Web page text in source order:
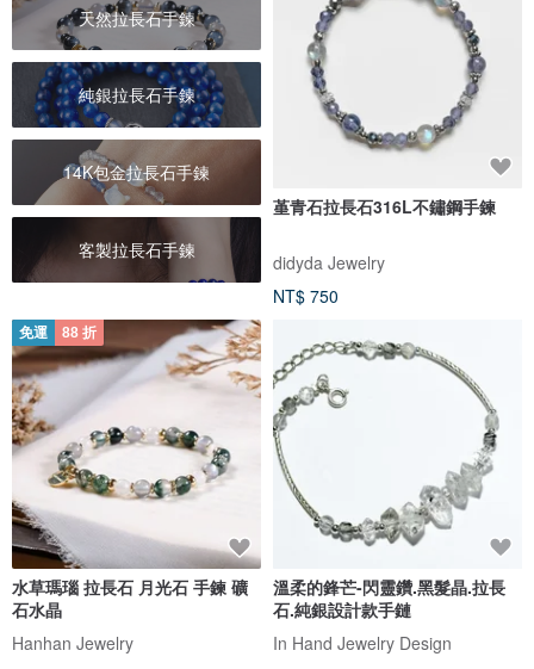
天然拉長石手鍊
純銀拉長石手鍊
14K包金拉長石手鍊
客製拉長石手鍊
堇青石拉長石316L不鏽鋼手鍊
didyda Jewelry
NT$ 750
免運 88 折
水草瑪瑙 拉長石 月光石 手鍊 礦
石水晶
Hanhan Jewelry
溫柔的鋒芒-閃靈鑽.黑髮晶.拉長
石.純銀設計款手鏈
In Hand Jewelry Design